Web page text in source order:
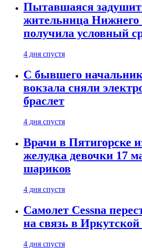
Пытавшаяся
жительница Нижнего
получила условный
4 дня спустя
С бывшего
вокзала сняли
браслет
4 дня спустя
Врачи в Пятигорске
желудка девочки 17
шариков
4 дня спустя
Самолет Cessna
на связь в Иркутской
4 дня спустя